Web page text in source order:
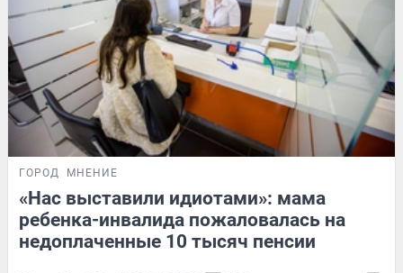
ГОРОД МНЕНИЕ
«Нас выставили идиотами»: мама
ребенка-инвалида пожаловалась на
недоплаченные 10 тысяч пенсии